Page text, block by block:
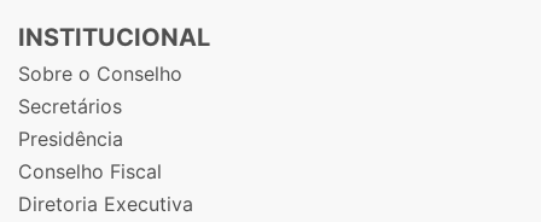
INSTITUCIONAL
Sobre o Conselho
Secretários
Presidência
Conselho Fiscal
Diretoria Executiva